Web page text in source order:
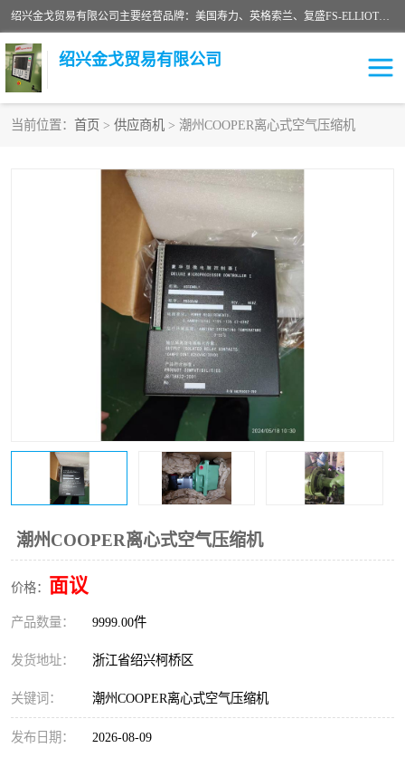
绍兴金戈贸易有限公司主要经营品牌：美国寿力、英格索兰、复盛FS-ELLIOTT，库伯COOPER、阿特拉斯等品牌空压机及配件销售；承接全厂空气压缩机管理、维护保养；节能改造；气体干燥机销售、维护、维修、保养。销售各种品牌空压机空气滤芯、油滤芯、油气分离器；精密过滤器滤芯；除油雾滤芯；抽真空滤芯，消音器，疏水器。劳务承接：全厂空压机维修保养工程，安装工程；移机或汰换工程；节能改造工程等。
绍兴金戈贸易有限公司
当前位置： 首页 > 供应商机 > 潮州COOPER离心式空气压缩机
潮州COOPER离心式空气压缩机
价格： 面议
产品数量： 9999.00件
发货地址： 浙江省绍兴柯桥区
关键词： 潮州COOPER离心式空气压缩机
发布日期： 2026-08-09
闽台富源特种陶瓷
美国寿力空压机零部件 英格索兰离心机空滤芯
英格索兰COOPER离心机 库伯卡麦隆离心机零件
离心式压缩机高速转子组
复盛离心机零件 中冷耐高温气侧密封胶垫
空气过滤器 阿特拉斯
CAMERON空压机维修 CAMERON空压机显示屏